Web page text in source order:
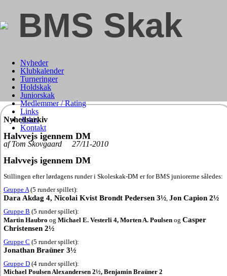
BMS Skak
Nyheder
Klubkalender
Turneringer
Holdskak
Juniorskak
Medlemmer / Rating
Links
Arkiv
Kontakt
Nyhedsarkiv
Halvvejs igennem DM
af Tom Skovgaard 27/11-2010
Halvvejs igennem DM
Stillingen efter lørdagens runder i Skoleskak-DM er for BMS juniorerne således:
Gruppe A(5 runder spillet):
Dara Akdag 4, Nicolai Kvist Brondt Pedersen 3½, Jon Capion 2½
Gruppe B (5 runder spillet):
Martin Haubro og Michael E. Vesterli 4, Morten A. Poulsen og Casper
Christensen 2½
Gruppe C (5 runder spillet):
Jonathan Braüner 3½
Gruppe D (4 runder spillet):
Michael Poulsen Alexandersen 2½, Benjamin Braüner 2